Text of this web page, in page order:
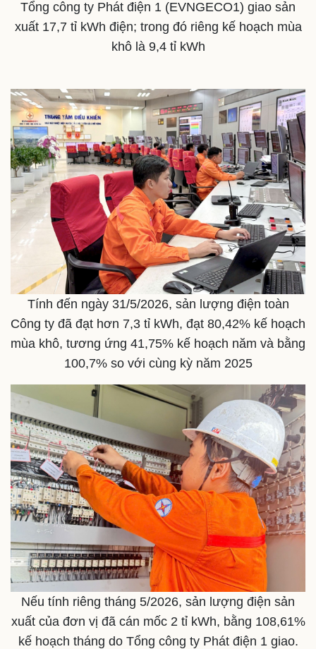
Cuộc sống đó đây
Hồ sơ
Ảnh
E-Magazine
Infographic
Kinh tế
Bất động sản
Khởi nghiệp
Thị trường
Giá vàng
Tiêu dùng
Tỷ giá
Chứng khoán
Giá cà phê
Tổng công ty Phát điện 1 (EVNGECO1) giao sản
xuất 17,7 tỉ kWh điện; trong đó riêng kế hoạch mùa
khô là 9,4 tỉ kWh
Tính đến ngày 31/5/2026, sản lượng điện toàn
Công ty đã đạt hơn 7,3 tỉ kWh, đạt 80,42% kế hoạch
mùa khô, tương ứng 41,75% kế hoạch năm và bằng
100,7% so với cùng kỳ năm 2025
Nếu tính riêng tháng 5/2026, sản lượng điện sản
xuất của đơn vị đã cán mốc 2 tỉ kWh, bằng 108,61%
kế hoạch tháng do Tổng công ty Phát điện 1 giao.